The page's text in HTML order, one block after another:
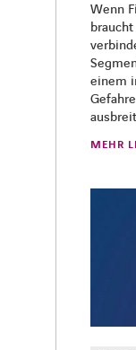
Wenn
einem
MEHR